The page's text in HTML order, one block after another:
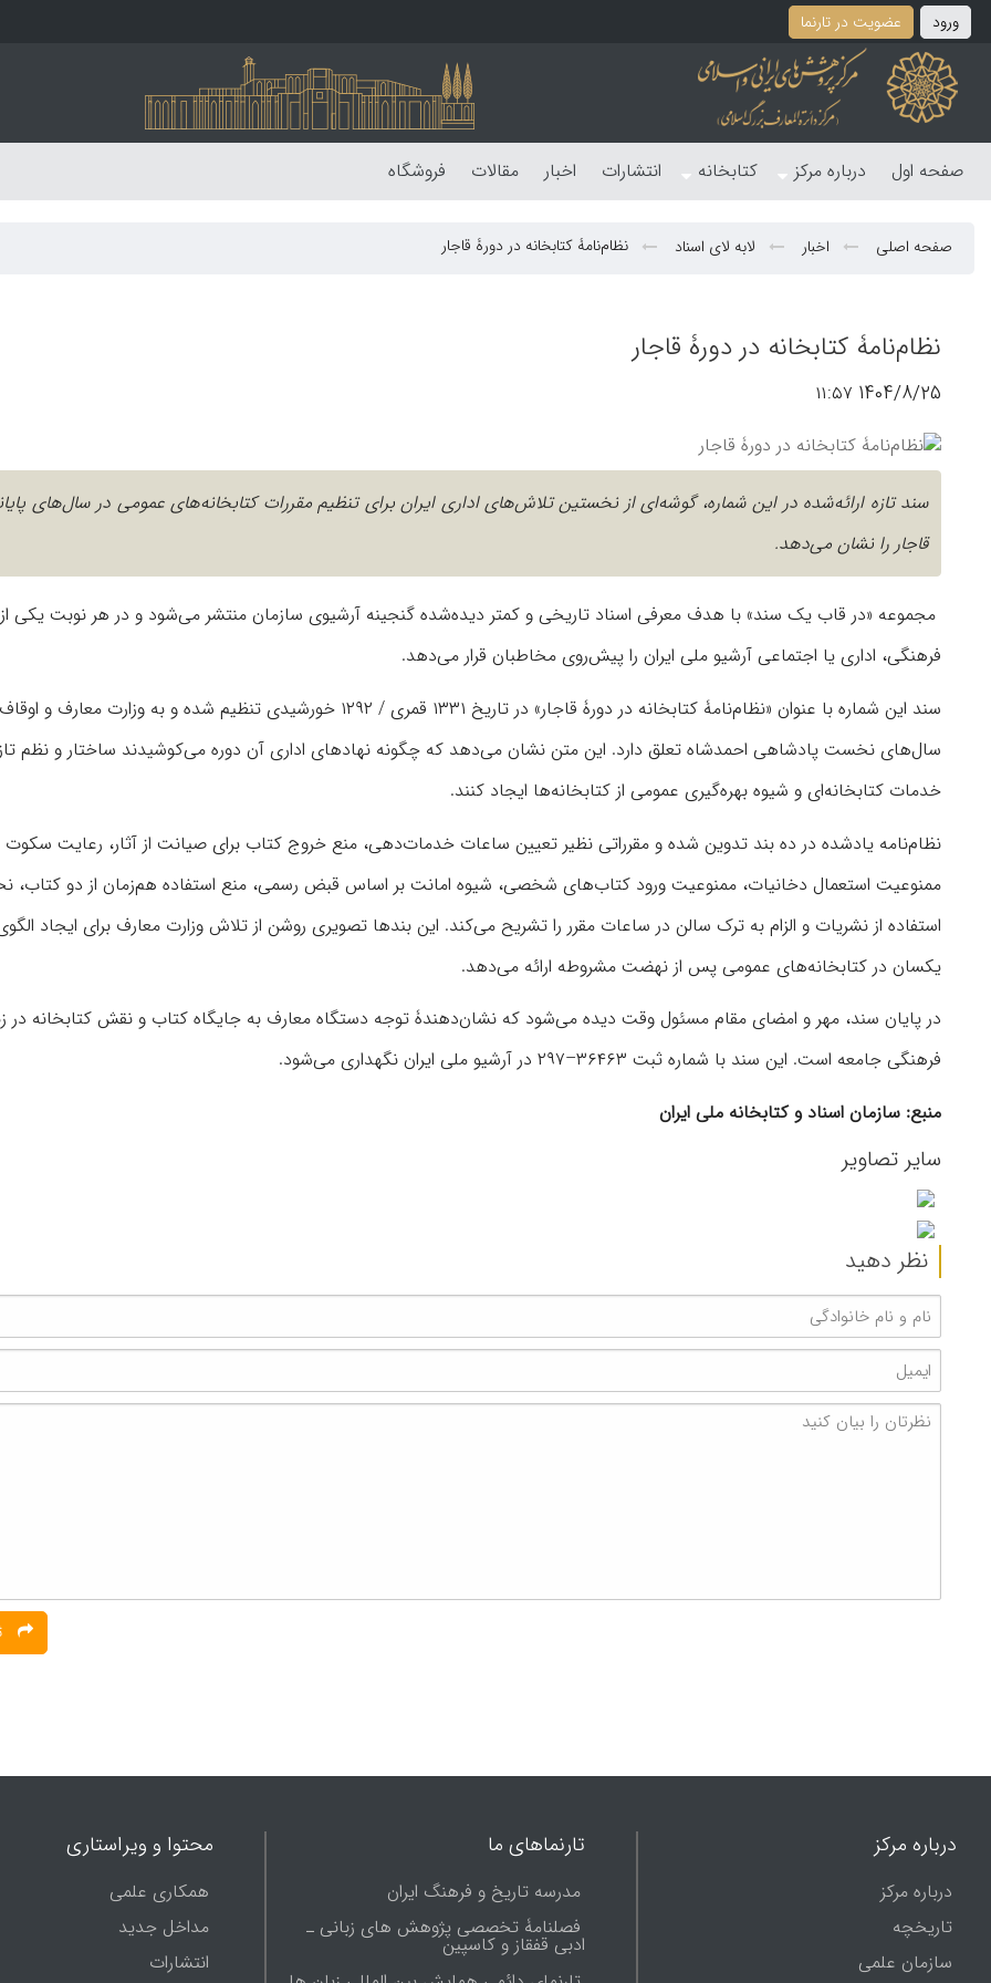
ورود عضویت در تارنما
صفحه اول درباره مرکز کتابخانه انتشارات اخبار مقالات فروشگاه
صفحه اصلی اخبار لابه لای اسناد نظام‌نامۀ کتابخانه در دورۀ قاجار
نظام‌نامۀ کتابخانه در دورۀ قاجار
1404/8/25 ۱۱:۵۷
سند تازه ارائه‌شده در این شماره، گوشه‌ای از نخستین تلاش‌های اداری ایران برای تنظیم مقررات کتابخانه‌های عمومی در سال‌های
قاجار را نشان می‌دهد.
مجموعه «در قاب یک سند» با هدف معرفی اسناد تاریخی و کمتر دیده‌شده گنجینه آرشیوی سازمان منتشر می‌شود و در هر نوبت یکی از
فرهنگی، اداری یا اجتماعی آرشیو ملی ایران را پیش‌روی مخاطبان قرار می‌دهد.
سند این شماره با عنوان «نظام‌نامۀ کتابخانه در دورۀ قاجار» در تاریخ ۱۳۳۱ قمری / ۱۲۹۲ خورشیدی تنظیم شده و به وزارت معارف
سال‌های نخست پادشاهی احمدشاه تعلق دارد. این متن نشان می‌دهد که چگونه نهادهای اداری آن دوره می‌کوشیدند ساختار و نظم
خدمات کتابخانه‌ای و شیوه بهره‌گیری عمومی از کتابخانه‌ها ایجاد کنند.
نظام‌نامه یادشده در ده بند تدوین شده و مقرراتی نظیر تعیین ساعات خدمات‌دهی، منع خروج کتاب برای صیانت از آثار، رعایت سکوت
ممنوعیت استعمال دخانیات، ممنوعیت ورود کتاب‌های شخصی، شیوه امانت بر اساس قبض رسمی، منع استفاده هم‌زمان از دو کتاب،
استفاده از نشریات و الزام به ترک سالن در ساعات مقرر را تشریح می‌کند. این بندها تصویری روشن از تلاش وزارت معارف برای ایجاد
یکسان در کتابخانه‌های عمومی پس از نهضت مشروطه ارائه می‌دهد.
در پایان سند، مهر و امضای مقام مسئول وقت دیده می‌شود که نشان‌دهندۀ توجه دستگاه معارف به جایگاه کتاب و نقش کتابخانه در
فرهنگی جامعه است. این سند با شماره ثبت ۳۶۴۶۳–۲۹۷ در آرشیو ملی ایران نگهداری می‌شود.
منبع: سازمان اسناد و کتابخانه ملی ایران
سایر تصاویر
نظر دهید
درباره مرکز
درباره مرکز
تاریخچه
سازمان علمی
تارنماهای ما
مدرسه تاریخ و فرهنگ ایران
فصلنامۀ تخصصی پژوهش های زبانی ـ
ادبی قفقاز و کاسپین
محتوا و ویراستاری
همکاری علمی
مداخل جدید
انتشارات